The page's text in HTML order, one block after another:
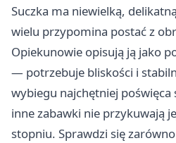
Suczka ma niewielką,
wielu przypomina postać z
Opiekunowie opisują ją jako
— potrzebuje bliskości i
wybiegu najchętniej poświęca
inne zabawki nie przykuwają
stopniu. Sprawdzi się